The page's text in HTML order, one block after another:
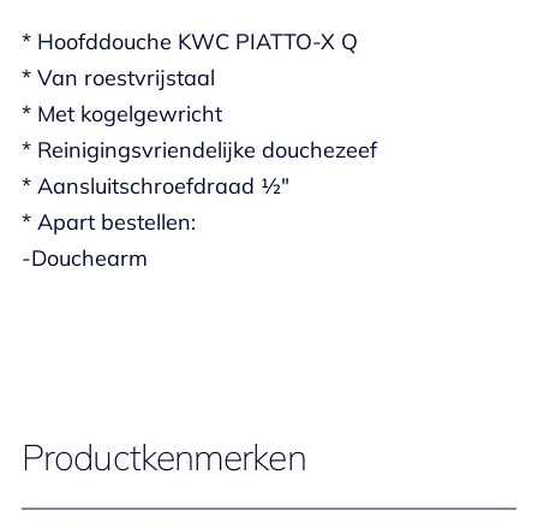
* Hoofddouche KWC PIATTO-X Q
* Van roestvrijstaal
* Met kogelgewricht
* Reinigingsvriendelijke douchezeef
* Aansluitschroefdraad ½"
* Apart bestellen:
-Douchearm
Productkenmerken